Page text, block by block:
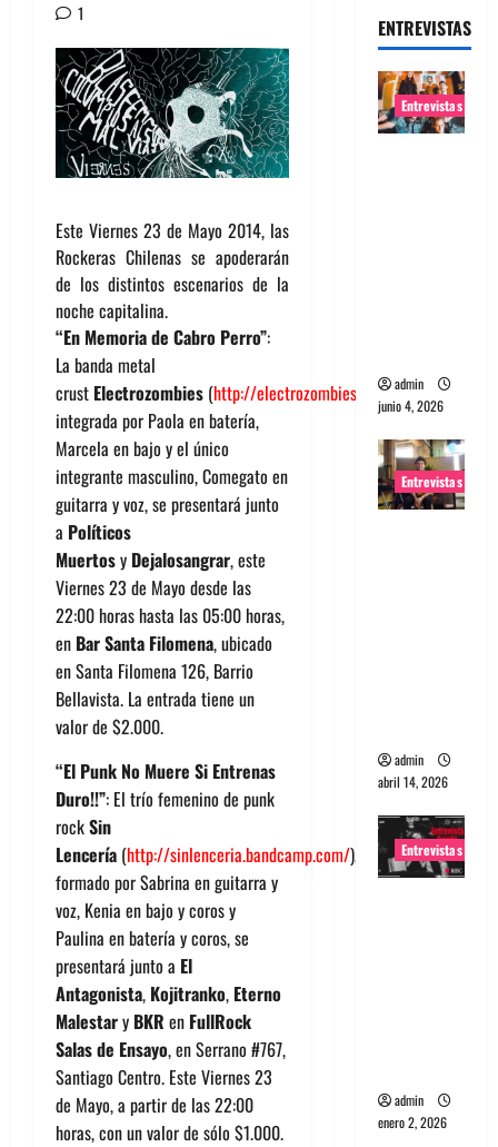
1
Este Viernes 23 de Mayo 2014, las
Rockeras Chilenas se apoderarán
de los distintos escenarios de la
noche capitalina.
“En Memoria de Cabro Perro”:
La banda metal
crust Electrozombies (http://electrozombies.bandcamp.com/
integrada por Paola en batería,
Marcela en bajo y el único
integrante masculino, Comegato en
guitarra y voz, se presentará junto
a Políticos
Muertosy Dejalosangrar, este
Viernes 23 de Mayo desde las
22:00 horas hasta las 05:00 horas,
en Bar Santa Filomena, ubicado
en Santa Filomena 126, Barrio
Bellavista. La entrada tiene un
valor de $2.000.
“El Punk No Muere Si Entrenas
Duro!!”: El trío femenino de punk
rockSin
Lencería (http://sinlenceria.bandcamp.com/),
formado por Sabrina en guitarra y
voz, Kenia en bajo y coros y
Paulina en batería y coros, se
presentará junto a El
Antagonista, Kojitranko, Eterno
Malestary BKR en FullRock
Salas de Ensayo, en Serrano #767,
Santiago Centro. Este Viernes 23
de Mayo, a partir de las 22:00
horas, con un valor de sólo $1.000.
ENTREVISTAS
Entrevistas
admin
junio 4, 2026
Entrevistas
admin
abril 14, 2026
Entrevistas
admin
enero 2, 2026